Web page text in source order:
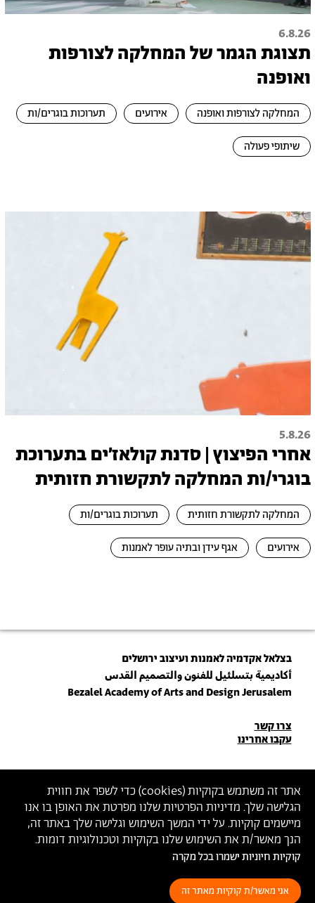
אתר זה משתמש בקוקיות (cookies) כדי לשפר את חווית
הגלישה שלך. מדיניות הפרטיות שלנו מפרטת את האופן בו אנו
מיישמים קוקיות. על ידי המשך השימוש וגלישה שלך באתר זה,
הנך מאשר/ת את השימוש שלנו בקוקיות וטכנולוגיות דומות.
קוקיות חיוניות ישמרו בכל מקרה
אני מאשר/ת קוקיות מאתר זה
6.8.26
תצוגת הגמר של המחלקה לצורפות
ואופנה
המחלקה לצורפות ואופנה אירועים תערוכות בוגרים/ות
שיתופי פעולה
5.8.26
אחרי הפיצוץ | סדנת קולאז׳ים בתערוכת
בוגרי/ות המחלקה לתקשורת חזותית
המחלקה לתקשורת חזותית תערוכות בוגרים/ות
אירועים אגף עידן ובתיה עופר לאמנות
בצלאל אקדמיה לאמנות ועיצוב ירושלים
أكاديمية بتسلئيل للفنون والتصميم القدس
Bezalel Academy of Arts and Design Jerusalem
פרטי
יצירת
קשר
צרו קשר
עקבו אחרינו
הצטרפו לניוזלטר שלנו
הכניסו כתובת מייל
ההצטרפות מהווה הסכמה למדיניות הפרטיות ול תנאי השימוש של בצלאל
הצהרת נגישות מדיניות פרטיות